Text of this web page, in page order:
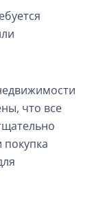
что все